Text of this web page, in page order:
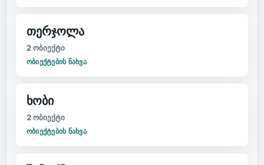
თერჯოლა
2ობიექტი
ᲝᲑᲘᲔᲥᲢᲔᲑᲘᲡ ᲜᲐᲮᲕᲐ
ხობი
2ობიექტი
ᲝᲑᲘᲔᲥᲢᲔᲑᲘᲡ ᲜᲐᲮᲕᲐ